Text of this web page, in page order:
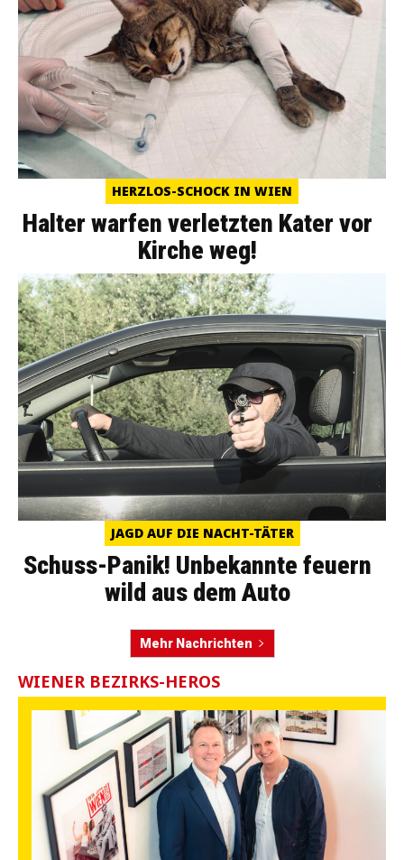
HERZLOS-SCHOCK IN WIEN
Halter warfen verletzten Kater vor
Kirche weg!
JAGD AUF DIE NACHT-TÄTER
Schuss-Panik! Unbekannte feuern
wild aus dem Auto
Mehr Nachrichten
WIENER BEZIRKS-HEROS